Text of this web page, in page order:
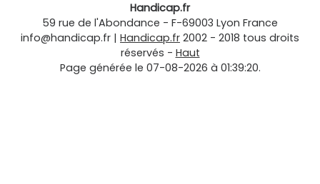
Handicap.fr
59 rue de l'Abondance - F-69003 Lyon France
info@handicap.fr | Handicap.fr 2002 - 2018 tous droits
réservés - Haut
Page générée le 07-08-2026 à 01:39:20.